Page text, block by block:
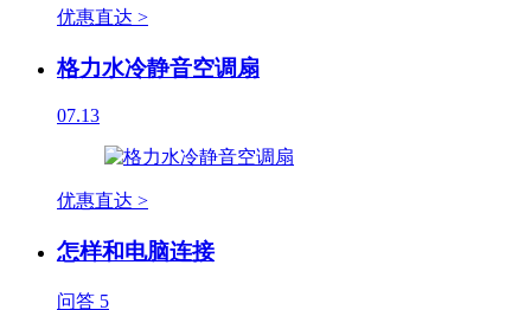
优惠直达 >
格力水冷静音空调扇
07.13
优惠直达 >
怎样和电脑连接
问答 5